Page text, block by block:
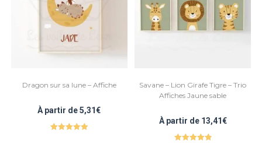
Dragon sur sa lune – Affiche
À partir de5,31€
Savane – Lion Girafe Tigre – Trio
Affiches Jaune sable
À partir de 13,41€